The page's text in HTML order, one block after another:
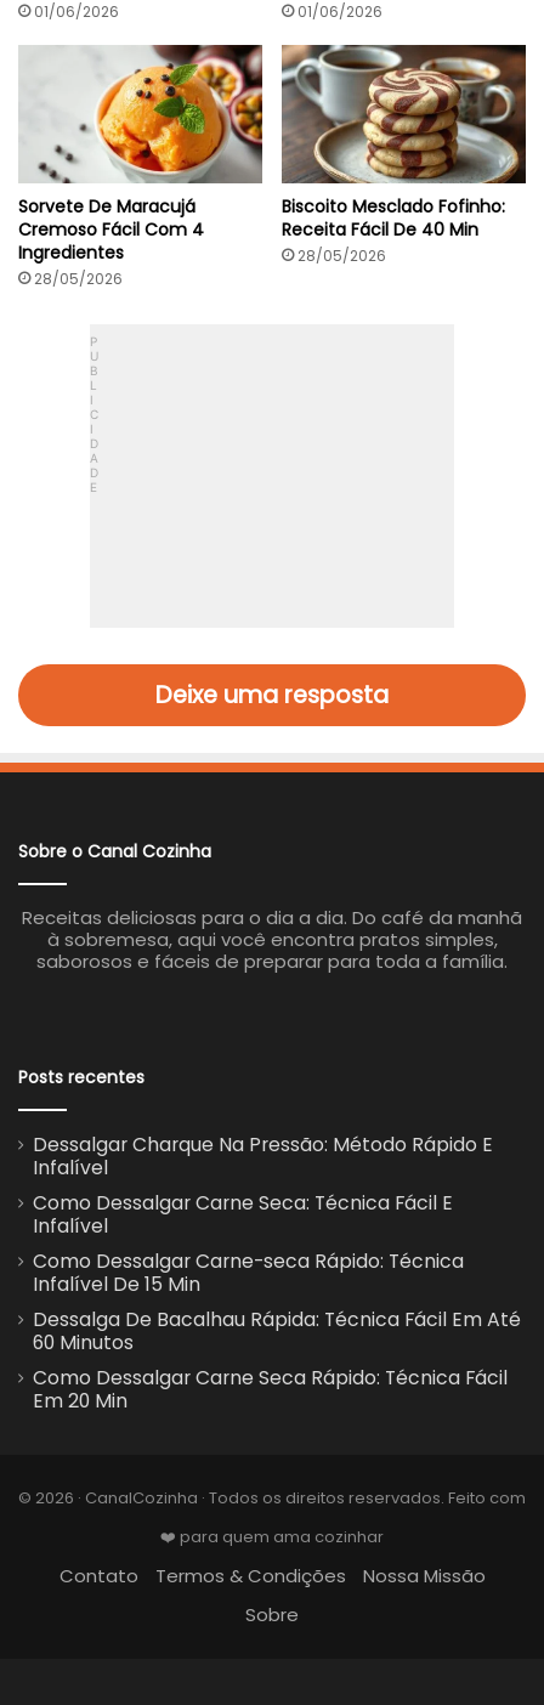
01/06/2026 01/06/2026
Sorvete De Maracujá
Cremoso Fácil Com 4
Ingredientes
28/05/2026
Biscoito Mesclado Fofinho:
Receita Fácil De 40 Min
28/05/2026
Deixe uma resposta
Sobre o Canal Cozinha
Receitas deliciosas para o dia a dia. Do café da manhã
à sobremesa, aqui você encontra pratos simples,
saborosos e fáceis de preparar para toda a família.
Posts recentes
Dessalgar Charque Na Pressão: Método Rápido E
Infalível
Como Dessalgar Carne Seca: Técnica Fácil E
Infalível
Como Dessalgar Carne-seca Rápido: Técnica
Infalível De 15 Min
Dessalga De Bacalhau Rápida: Técnica Fácil Em Até
60 Minutos
Como Dessalgar Carne Seca Rápido: Técnica Fácil
Em 20 Min
© 2026 · CanalCozinha · Todos os direitos reservados. Feito com
❤️ para quem ama cozinhar
Contato Termos & Condições
Nossa Missão
Sobre